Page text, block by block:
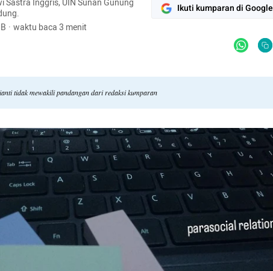
Sastra Inggris, UIN Sunan Gunung
· waktu baca 3 menit
Ikuti kumparan di Google
tidak mewakili pandangan dari redaksi kumparan